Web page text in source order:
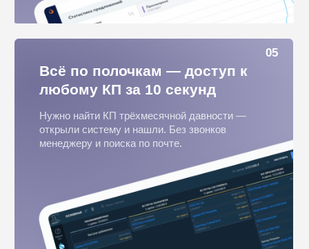
Загрузите всю номенклатуру
1000+ позиций с ценами, фото и
характеристиками — всегда под рукой